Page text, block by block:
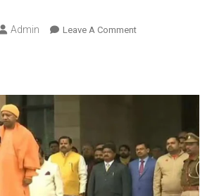
Admin Leave A CommentOn
प्रदेश
दी
गणतंत्र
दिवस